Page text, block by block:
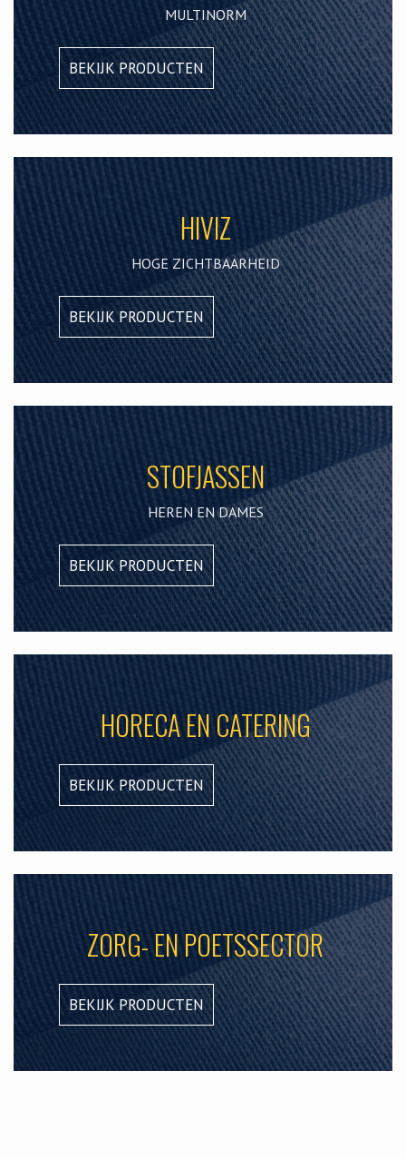
MULTINORM
BEKIJK PRODUCTEN
HIVIZ
HOGE ZICHTBAARHEID
BEKIJK PRODUCTEN
STOFJASSEN
HEREN EN DAMES
BEKIJK PRODUCTEN
HORECA EN CATERING
BEKIJK PRODUCTEN
ZORG- EN POETSSECTOR
BEKIJK PRODUCTEN